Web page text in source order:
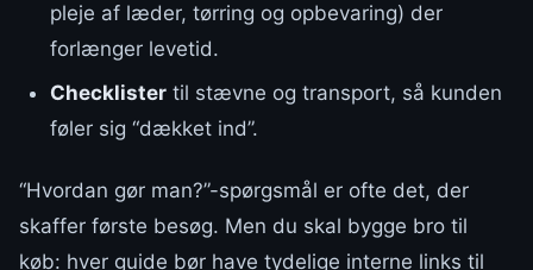
pleje af læder, tørring og opbevaring) der
forlænger levetid.
Checklistertil stævne og transport, så kunden
føler sig “dækket ind”.
“Hvordan gør man?”-spørgsmål er ofte det, der
skaffer første besøg. Men du skal bygge bro til
køb: hver guide bør have tydelige interne links til